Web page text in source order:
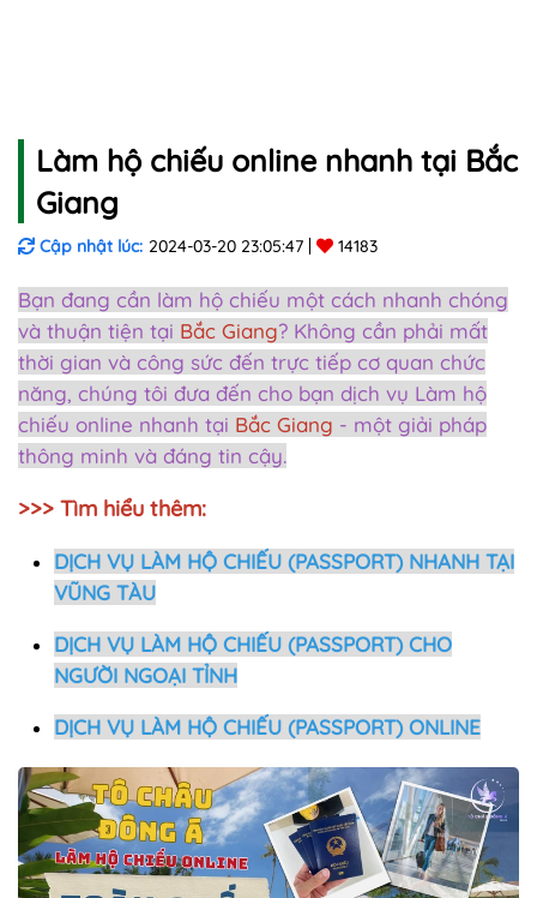
Làm hộ chiếu online nhanh tại Bắc
Giang
Cập nhật lúc: 2024-03-20 23:05:47 14183
Bạn đang cần làm hộ chiếu một cách nhanh chóng
và thuận tiện tại Bắc Giang? Không cần phải mất
thời gian và công sức đến trực tiếp cơ quan chức
năng, chúng tôi đưa đến cho bạn dịch vụ Làm hộ
chiếu online nhanh tại Bắc Giang - một giải pháp
thông minh và đáng tin cậy.
>>> Tìm hiểu thêm:
DỊCH VỤ LÀM HỘ CHIẾU (PASSPORT) NHANH TẠI
VŨNG TÀU
DỊCH VỤ LÀM HỘ CHIẾU (PASSPORT) CHO
NGƯỜI NGOẠI TỈNH
DỊCH VỤ LÀM HỘ CHIẾU (PASSPORT) ONLINE